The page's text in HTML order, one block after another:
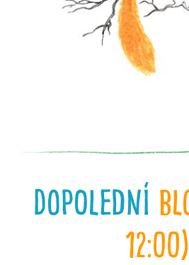
dopolední
12:00)